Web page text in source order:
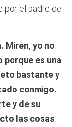
por el padre de
Miren, yo no
porque es una
bastante y
conmigo.
y de su
las cosas